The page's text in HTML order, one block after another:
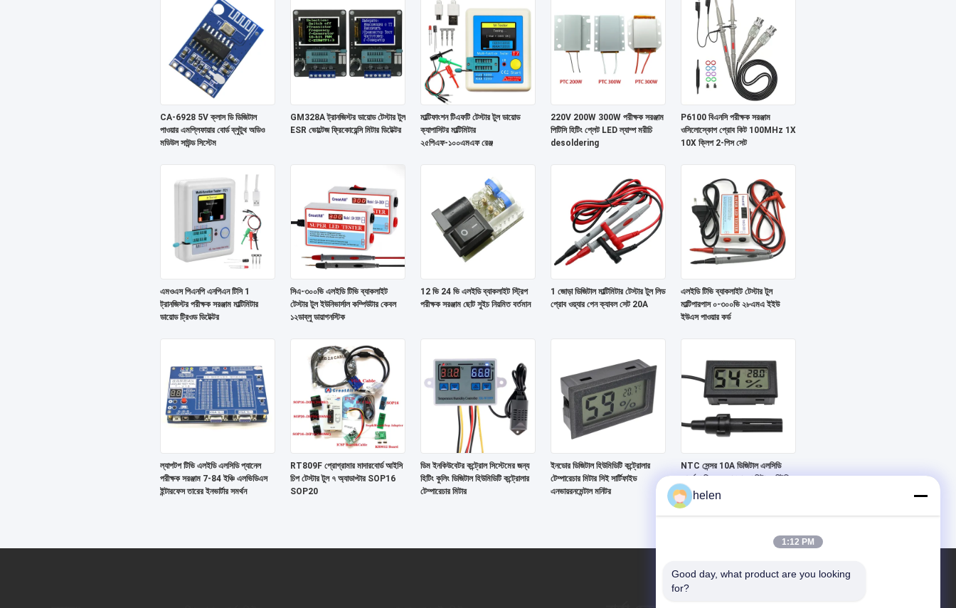
CA-6928 5V ক্লাস ডি ডিজিটাল
পাওয়ার এমপ্লিফায়ার বোর্ড ব্লুটুথ অডিও
মডিউল সাউন্ড সিস্টেম
GM328A ট্রানজিস্টর ডায়োড টেস্টার টুল
ESR ভোল্টেজ ফ্রিকোয়েন্সি মিটার ডিটেক্টর
মাল্টিফাংশন টিএফটি টেস্টার টুল ডায়োড
ক্যাপাসিটর মাল্টিমিটার
২৫পিএফ-১০০এমএফ রেঞ্জ
220V 200W 300W পরীক্ষক সরঞ্জাম
পিটিসি হিটিং প্লেট LED ল্যাম্প মরীচি
desoldering
P6100 বিএনসি পরীক্ষক সরঞ্জাম
ওসিলোস্কোপ প্রোব কিট 100MHz 1X
10X ক্লিপ 2-পিস সেট
এমওএস পিএনপি এনপিএন টিসি 1
ট্রানজিস্টর পরীক্ষক সরঞ্জাম মাল্টিমিটার
ডায়োড ট্রিওড ডিটেক্টর
সিএ-৩০০ভি এলইডি টিভি ব্যাকলাইট
টেস্টার টুল ইউনিভার্সাল কম্পিউটার কেবল
১২ডাব্লু ডায়াগনস্টিক
12 ভি 24 ভি এলইডি ব্যাকলাইট স্ট্রিপ
পরীক্ষক সরঞ্জাম ছোট সুইচ নিয়মিত বর্তমান
1 জোড়া ডিজিটাল মাল্টিমিটার টেস্টার টুল লিড
প্রোব ওয়্যার পেন ক্যাবল সেট 20A
এলইডি টিভি ব্যাকলাইট টেস্টার টুল
মাল্টিপারপাস ০-৩০০ভি ২৮এমএ ইইউ
ইউএস পাওয়ার কর্ড
ল্যাপটপ টিভি এলইডি এলসিডি প্যানেল
পরীক্ষক সরঞ্জাম 7-84 ইঞ্চি এলভিডিএস
ইন্টারফেস তারের ইনভার্টার সমর্থন
RT809F প্রোগ্রামার মাদারবোর্ড আইসি
চিপ টেস্টার টুল ৭ অ্যাডাপ্টার SOP16
SOP20
ডিম ইনকিউবেটর কন্ট্রোল সিস্টেমের জন্য
হিটিং কুলিং ডিজিটাল হিউমিডিটি কন্ট্রোলার
টেম্পারেচার মিটার
ইনডোর ডিজিটাল হিউমিডিটি কন্ট্রোলার
টেম্পারেচার মিটার সিই সার্টিফাইড
এনভায়রনমেন্টাল মনিটর
NTC সেন্সর 10A ডিজিটাল এলসিডি
আর্দ্রতা নিয়ন্ত্রক তাপমাত্রা মিটার মনিটরিং
ডিভাইসhelen
1:12 PM
Good day, what product are you looking
for?